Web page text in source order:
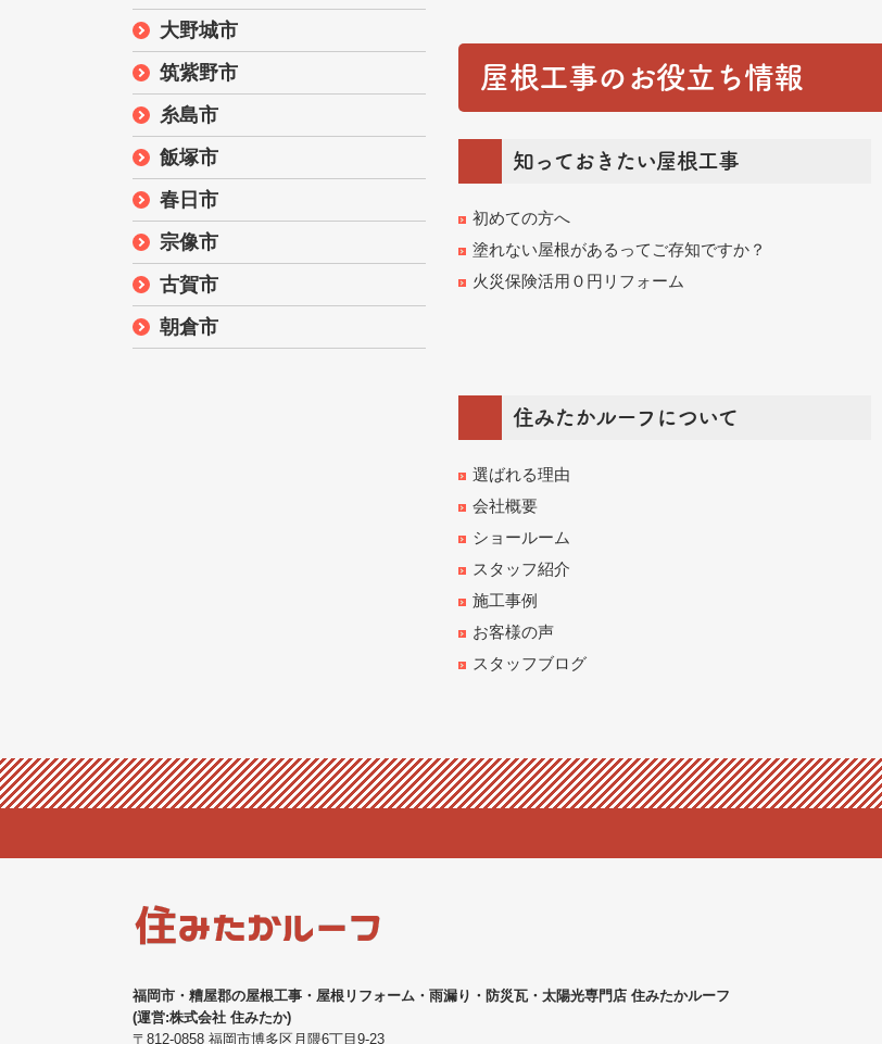
屋根工事のお役立ち情報
知っておきたい屋根工事
初めての方へ
塗れない屋根があるってご存知ですか？
火災保険活用０円リフォーム
住みたかルーフについて
選ばれる理由
会社概要
ショールーム
スタッフ紹介
施工事例
お客様の声
スタッフブログ
大野城市
筑紫野市
糸島市
飯塚市
春日市
宗像市
古賀市
朝倉市
福岡市・糟屋郡の屋根工事・屋根リフォーム・雨漏り・防災瓦・太陽光専門店 住みたかルーフ
(運営:株式会社 住みたか)
〒812-0858 福岡市博多区月隈6丁目9-23